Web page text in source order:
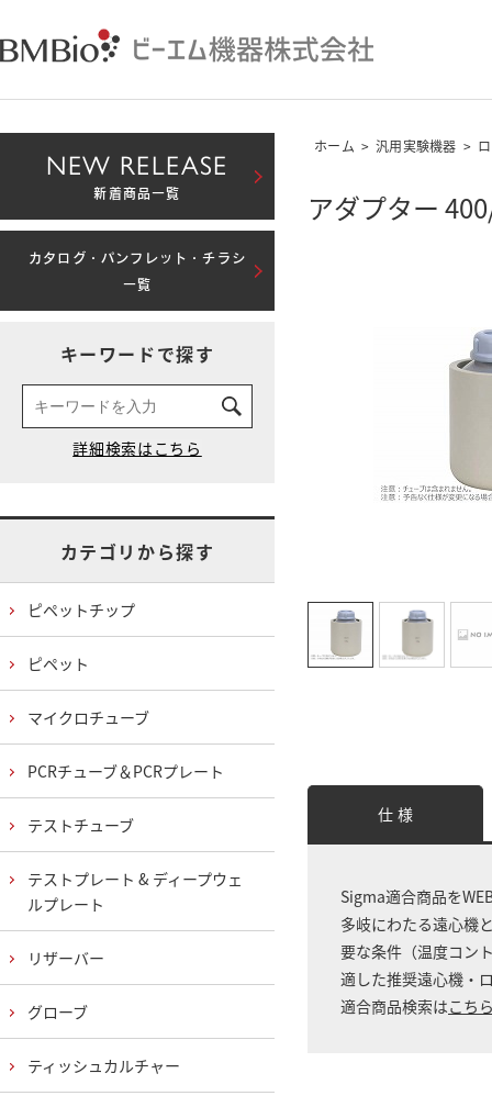
ホーム > 汎用実験機器 >
アダプター
仕 様
Sigma適合商品を
多岐にわたる遠心機
要な条件（温度コン
適した推奨遠心機・
適合商品検索はこち
NEW RELEASE
新着商品一覧
カタログ・パンフレット・チラシ
一覧
キーワードで探す
カテゴリから探す
ピペットチップ
ピペット
マイクロチューブ
PCRチューブ＆PCRプレート
テストチューブ
テストプレート & ディープウェ
ルプレート
リザーバー
グローブ
ティッシュカルチャー